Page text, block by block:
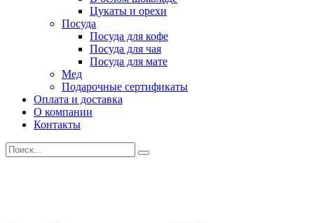
Цукаты и орехи
Посуда
Посуда для кофе
Посуда для чая
Посуда для мате
Мед
Подарочные сертификаты
Оплата и доставка
О компании
Контакты
Искать: